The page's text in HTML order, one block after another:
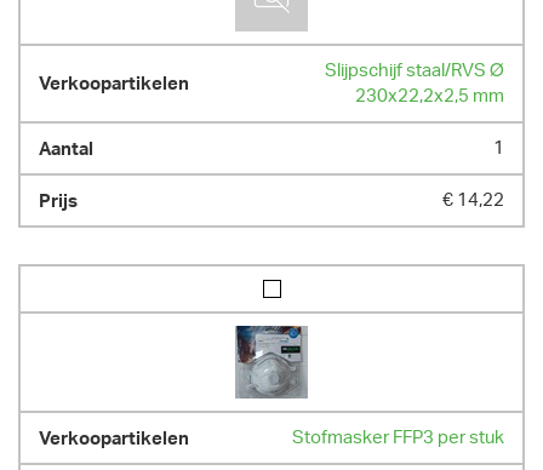
Slijpschijf staal/RVS Ø
230x22,2x2,5 mm
1
€ 14,22
Stofmasker FFP3 per stuk